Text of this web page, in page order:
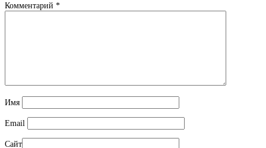
Комментарий *
Имя
Email
Сайт